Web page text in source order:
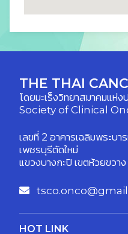
THE THAI
โดยมะเร็งวิทยาสมาคมแห่
Society of Clinical
เลขที่ 2 อาคารเฉลิมพระบ
เพชรบุรีตัดใหม่
แขวงบางกะปิ เขตห้วยขวา
HOT LINK